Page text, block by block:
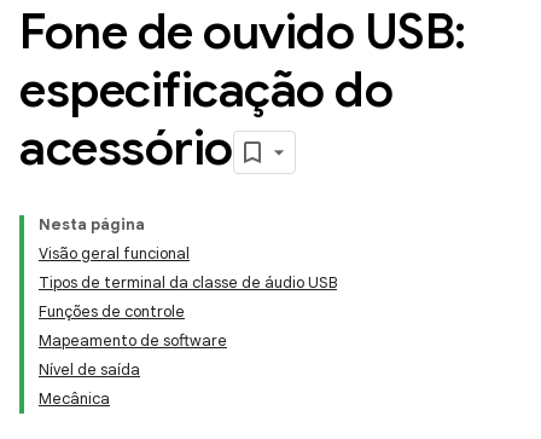
Fone de ouvido USB:
especificação do
acessório
Nesta página
Visão geral funcional
Tipos de terminal da classe de áudio USB
Funções de controle
Mapeamento de software
Nível de saída
Mecânica